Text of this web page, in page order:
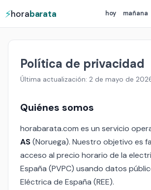
⚡horabarata hoy mañana
Política de privacidad
Última actualización: 2 de mayo de
Quiénes somos
horabarata.com es un servicio
AS(Noruega). Nuestro objetivo es
acceso al precio horario de la
España (PVPC) usando datos
Eléctrica de España (REE).